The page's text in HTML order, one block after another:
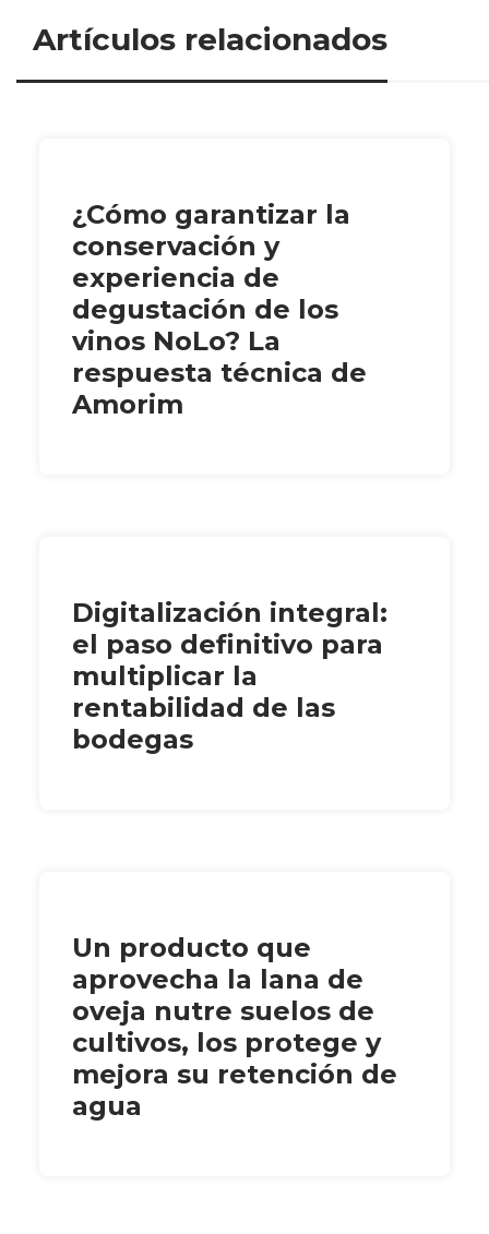
Artículos relacionados
¿Cómo garantizar la
conservación y
experiencia de
degustación de los
vinos NoLo? La
respuesta técnica de
Amorim
Digitalización integral:
el paso definitivo para
multiplicar la
rentabilidad de las
bodegas
Un producto que
aprovecha la lana de
oveja nutre suelos de
cultivos, los protege y
mejora su retención de
agua